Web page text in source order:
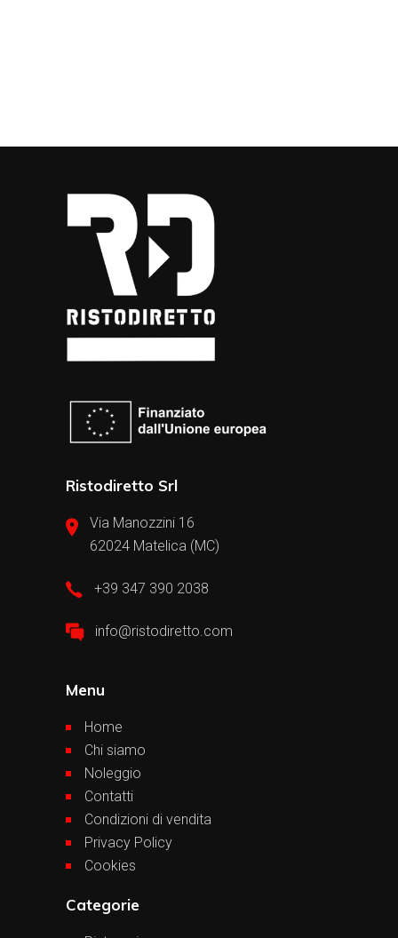
Ristodiretto Srl
Via Manozzini 16
62024 Matelica (MC)
+39 347 390 2038
info@ristodiretto.com
Menu
Home
Chi siamo
Noleggio
Contatti
Condizioni di vendita
Privacy Policy
Cookies
Categorie